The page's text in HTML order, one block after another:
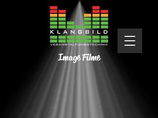
Image Filme